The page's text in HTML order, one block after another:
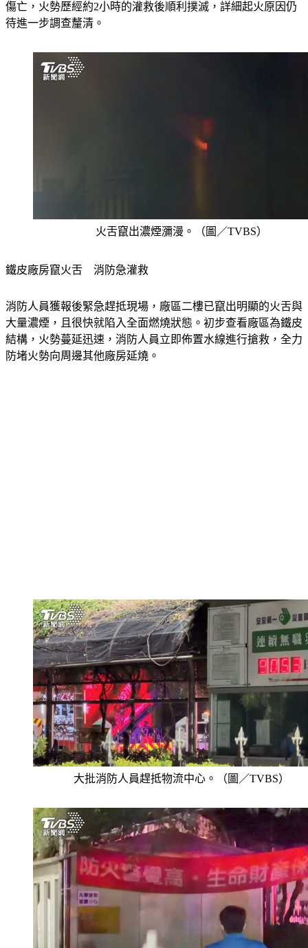
傷亡，火勢歷經約2小時的灌救後順利撲滅，詳細起火原因仍
待進一步調查釐清。
火舌竄出濃煙瀰漫。（圖／TVBS）
鐵皮廠房竄火舌　消防急灌救
消防人員獲報後緊急趕抵現場，廠區二樓已竄出明顯的火舌與
大量濃煙，且很快就陷入全面燃燒狀態。初步查看廠區為鐵皮
結構，火勢蔓延迅速，消防人員立即佈置水線進行搶救，全力
防堵火勢向周邊其他廠房延燒。
大批消防人員趕抵物流中心。（圖／TVBS）